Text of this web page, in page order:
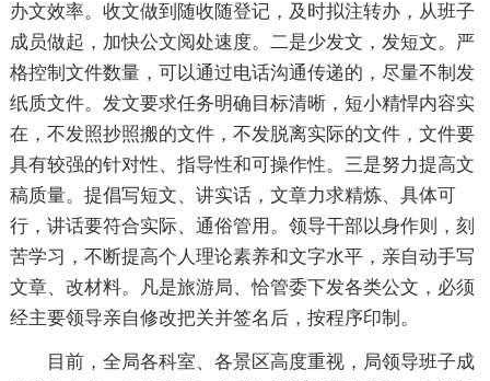
办文效率。收文做到随收随登记，及时拟注转办，从班子
成员做起，加快公文阅处速度。二是少发文，发短文。严
格控制文件数量，可以通过电话沟通传递的，尽量不制发
纸质文件。发文要求任务明确目标清晰，短小精悍内容实
在，不发照抄照搬的文件，不发脱离实际的文件，文件要
具有较强的针对性、指导性和可操作性。三是努力提高文
稿质量。提倡写短文、讲实话，文章力求精炼、具体可
行，讲话要符合实际、通俗管用。领导干部以身作则，刻
苦学习，不断提高个人理论素养和文字水平，亲自动手写
文章、改材料。凡是旅游局、恰管委下发各类公文，必须
经主要领导亲自修改把关并签名后，按程序印制。
目前，全局各科室、各景区高度重视，局领导班子成